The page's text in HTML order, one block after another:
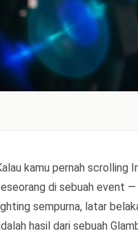
kamu pernah scrolling
di sebuah event
sempurna, latar
hasil dari sebuah